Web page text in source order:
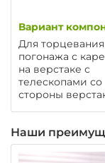
Вариант
Для торцевания
погонажа с
на верстаке с
телескопами со
стороны
Наши